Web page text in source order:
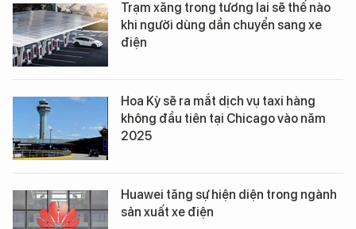
Trạm xăng trong tương lai sẽ thế nào
khi người dùng dần chuyển sang xe
điện
Hoa Kỳ sẽ ra mắt dịch vụ taxi hàng
không đầu tiên tại Chicago vào năm
2025
Huawei tăng sự hiện diện trong ngành
sản xuất xe điện